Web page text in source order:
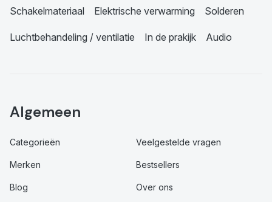
Schakelmateriaal Elektrische verwarming Solderen
Luchtbehandeling / ventilatie In de prakijk Audio
Algemeen
Categorieën Veelgestelde vragen
Merken Bestsellers
Blog Over ons